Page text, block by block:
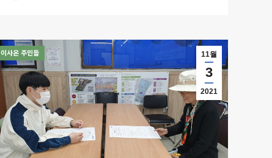
11월
3
2021
이사온 주민들